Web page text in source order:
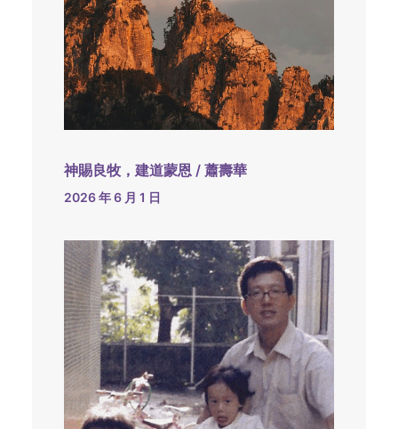
神賜良牧，建道蒙恩 / 蕭壽華
2026 年 6 月 1 日